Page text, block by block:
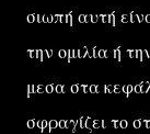
σιωπή αυτή
την ομιλία ή
μεσα στα
σφραγίζει το